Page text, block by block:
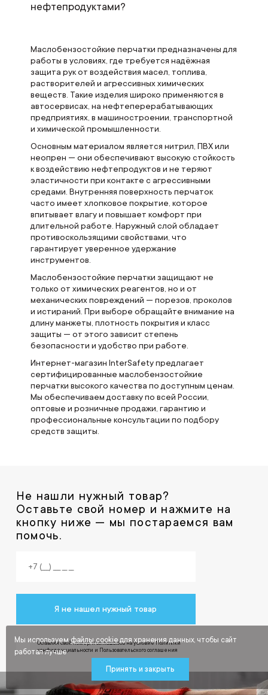
нефтепродуктами?
Маслобензостойкие перчатки предназначены для
работы в условиях, где требуется надёжная
защита рук от воздействия масел, топлива,
растворителей и агрессивных химических
веществ. Такие изделия широко применяются в
автосервисах, на нефтеперерабатывающих
предприятиях, в машиностроении, транспортной
и химической промышленности.
Основным материалом является нитрил, ПВХ или
неопрен — они обеспечивают высокую стойкость
к воздействию нефтепродуктов и не теряют
эластичности при контакте с агрессивными
средами. Внутренняя поверхность перчаток
часто имеет хлопковое покрытие, которое
впитывает влагу и повышает комфорт при
длительной работе. Наружный слой обладает
противоскользящими свойствами, что
гарантирует уверенное удержание
инструментов.
Маслобензостойкие перчатки защищают не
только от химических реагентов, но и от
механических повреждений — порезов, проколов
и истираний. При выборе обращайте внимание на
длину манжеты, плотность покрытия и класс
защиты — от этого зависит степень
безопасности и удобство при работе.
Интернет-магазин InterSafety предлагает
сертифицированные маслобензостойкие
перчатки высокого качества по доступным ценам.
Мы обеспечиваем доставку по всей России,
оптовые и розничные продажи, гарантию и
профессиональные консультации по подбору
средств защиты.
Не нашли нужный товар?
Оставьте свой номер и нажмите на
кнопку ниже — мы постараемся вам
помочь.
Я не нашел нужный товар
Оставляя свой номер, я соглашаюсь на условие Политики
конфиденциальности и Пользовательского соглашения
Мы используемфайлы cookieдля хранения данных, чтобы сайт
работал лучше
Принять и закрыть